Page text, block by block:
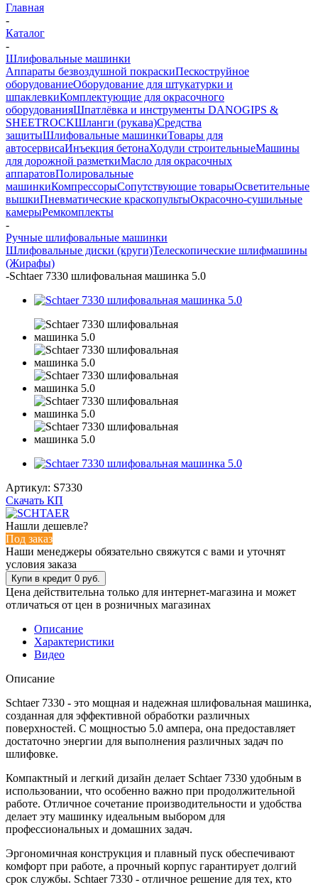
Главная
-
Каталог
-
Шлифовальные машинки
Аппараты безвоздушной покраскиПескоструйное
оборудованиеОборудование для штукатурки и
шпаклевкиКомплектующие для окрасочного
оборудованияШпатлёвка и инструменты DANOGIPS &
SHEETROCKШланги (рукава)Средства
защитыШлифовальные машинкиТовары для
автосервисаИнъекция бетонаХодули строительныеМашины
для дорожной разметкиМасло для окрасочных
аппаратовПолировальные
машинкиКомпрессорыСопутствующие товарыОсветительные
вышкиПневматические краскопультыОкрасочно-сушильные
камерыРемкомплекты
-
Ручные шлифовальные машинки
Шлифовальные диски (круги)Телескопические шлифмашины
(Жирафы)
-Schtaer 7330 шлифовальная машинка 5.0
Артикул: S7330
Скачать КП
Нашли дешевле?
Под заказ
Наши менеджеры обязательно свяжутся с вами и уточнят
условия заказа
Цена действительна только для интернет-магазина и может
отличаться от цен в розничных магазинах
Описание
Характеристики
Видео
Описание
Schtaer 7330 - это мощная и надежная шлифовальная машинка,
созданная для эффективной обработки различных
поверхностей. С мощностью 5.0 ампера, она предоставляет
достаточно энергии для выполнения различных задач по
шлифовке.
Компактный и легкий дизайн делает Schtaer 7330 удобным в
использовании, что особенно важно при продолжительной
работе. Отличное сочетание производительности и удобства
делает эту машинку идеальным выбором для
профессиональных и домашних задач.
Эргономичная конструкция и плавный пуск обеспечивают
комфорт при работе, а прочный корпус гарантирует долгий
срок службы. Schtaer 7330 - отличное решение для тех, кто